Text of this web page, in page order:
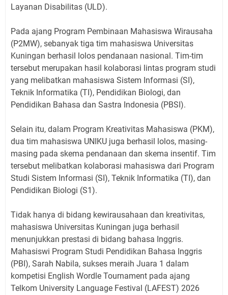
Layanan Disabilitas (ULD).
Pada ajang Program Pembinaan Mahasiswa Wirausaha
(P2MW), sebanyak tiga tim mahasiswa Universitas
Kuningan berhasil lolos pendanaan nasional. Tim-tim
tersebut merupakan hasil kolaborasi lintas program studi
yang melibatkan mahasiswa Sistem Informasi (SI),
Teknik Informatika (TI), Pendidikan Biologi, dan
Pendidikan Bahasa dan Sastra Indonesia (PBSI).
Selain itu, dalam Program Kreativitas Mahasiswa (PKM),
dua tim mahasiswa UNIKU juga berhasil lolos, masing-
masing pada skema pendanaan dan skema insentif. Tim
tersebut melibatkan kolaborasi mahasiswa dari Program
Studi Sistem Informasi (SI), Teknik Informatika (TI), dan
Pendidikan Biologi (S1).
Tidak hanya di bidang kewirausahaan dan kreativitas,
mahasiswa Universitas Kuningan juga berhasil
menunjukkan prestasi di bidang bahasa Inggris.
Mahasiswi Program Studi Pendidikan Bahasa Inggris
(PBI), Sarah Nabila, sukses meraih Juara 1 dalam
kompetisi English Wordle Tournament pada ajang
Telkom University Language Festival (LAFEST) 2026